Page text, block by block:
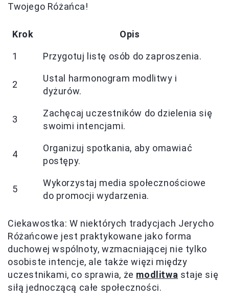
Twojego Różańca!
Krok Opis
1 Przygotuj listę osób do zaproszenia.
2
Ustal harmonogram modlitwy i
dyżurów.
3
Zachęcaj uczestników do dzielenia się
swoimi intencjami.
4
Organizuj spotkania, aby omawiać
postępy.
5
Wykorzystaj media społecznościowe
do promocji wydarzenia.
Ciekawostka: W niektórych tradycjach Jerycho
Różańcowe jest praktykowane jako forma
duchowej wspólnoty, wzmacniającej nie tylko
osobiste intencje, ale także więzi między
uczestnikami, co sprawia, że modlitwa staje się
siłą jednoczącą całe społeczności.